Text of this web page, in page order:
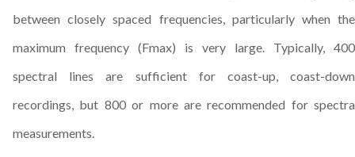
between closely spaced frequencies, particularly when the
maximum frequency (Fmax) is very large. Typically, 400
spectral lines are sufficient for coast-up, coast-down
recordings, but 800 or more are recommended for spectra
measurements.